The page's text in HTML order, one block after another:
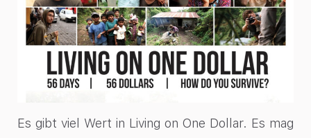
Es gibt viel Wert in Living on One Dollar. Es mag